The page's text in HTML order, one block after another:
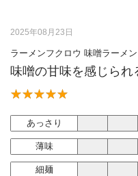
2025年08月23日
ラーメンフクロウ 味噌ラーメ
味噌の甘味を感じられ
あっさり
薄味
細麺